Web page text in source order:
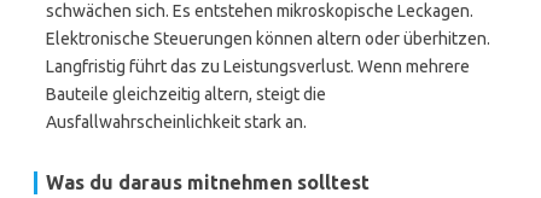
schwächen sich. Es entstehen mikroskopische Leckagen.
Elektronische Steuerungen können altern oder überhitzen.
Langfristig führt das zu Leistungsverlust. Wenn mehrere
Bauteile gleichzeitig altern, steigt die
Ausfallwahrscheinlichkeit stark an.
Was du daraus mitnehmen solltest